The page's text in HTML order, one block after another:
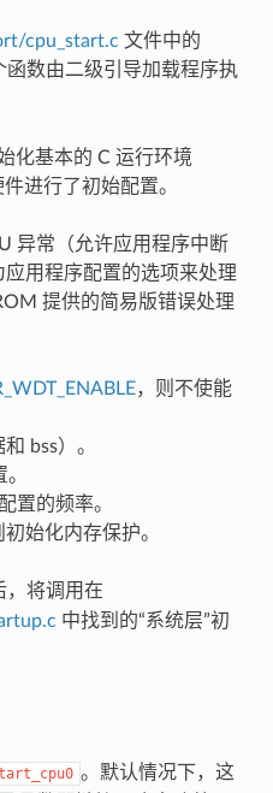
cpu_start.c 文件中的
函数由二级引导加载程序执
化基本的 C 运行环境
进行了初始配置。
异常（允许应用程序中断
用程序配置的选项来处理
提供的简易版错误处理
，则不使能
bss）。
置的频率。
始化内存保护。
，将调用在
中找到的“系统层”初
。默认情况下，这